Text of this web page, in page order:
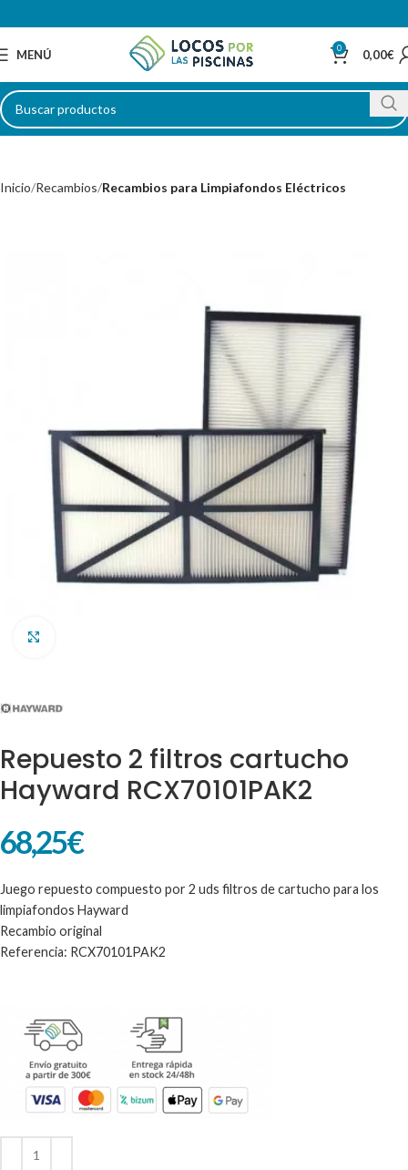
MENÚ 0 0,00€
Inicio Recambios Recambios para Limpiafondos Eléctricos
Repuesto 2 filtros cartucho
Hayward RCX70101PAK2
68,25€
Juego repuesto compuesto por 2 uds filtros de cartucho para los
limpiafondos Hayward
Recambio original
Referencia: RCX70101PAK2